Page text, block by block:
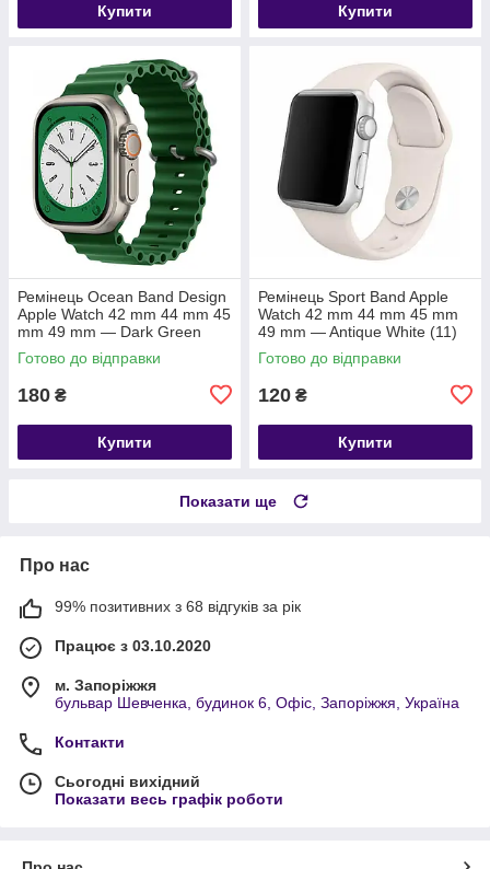
Купити Купити
Ремінець Ocean Band Design
Apple Watch 42 mm 44 mm 45
mm 49 mm — Dark Green
Готово до відправки
180 ₴
Купити
Ремінець Sport Band Apple
Watch 42 mm 44 mm 45 mm
49 mm — Antique White (11)
Готово до відправки
120 ₴
Купити
Показати ще
Про нас
99% позитивних з 68 відгуків за рік
Працює з 03.10.2020
м. Запоріжжя
бульвар Шевченка, будинок 6, Офіс, Запоріжжя, Україна
Контакти
Сьогодні вихідний
Показати весь графік роботи